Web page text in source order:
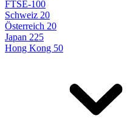
FTSE-100
Schweiz 20
Österreich 20
Japan 225
Hong Kong 50